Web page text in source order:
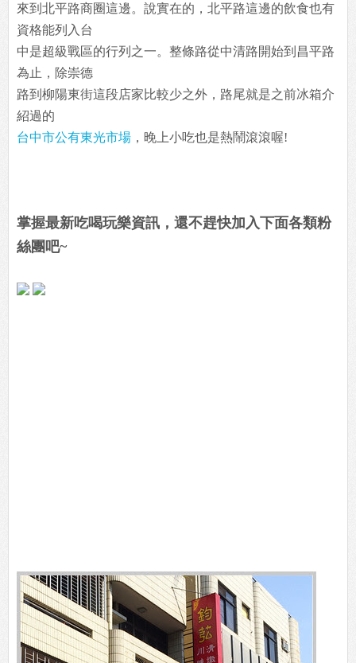
來到北平路商圈這邊。說實在的，北平路這邊的飲食也有
資格能列入台
中是超級戰區的行列之一。整條路從中清路開始到昌平路
為止，除崇德
路到柳陽東街這段店家比較少之外，路尾就是之前冰箱介
紹過的
台中市公有東光市場 ，晚上小吃也是熱鬧滾滾喔!
掌握最新吃喝玩樂資訊，還不趕快加入下面各類粉
絲團吧~